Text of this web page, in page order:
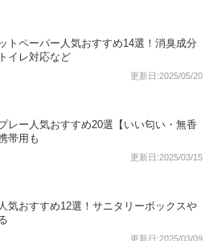
トペーパー人気おすすめ14選！消臭成分
イレ対応など
更新日:2025/05/20
レー人気おすすめ20選【いい匂い・無香
帯用も
更新日:2025/03/15
気おすすめ12選！サニタリーボックスや
更新日:2025/03/09